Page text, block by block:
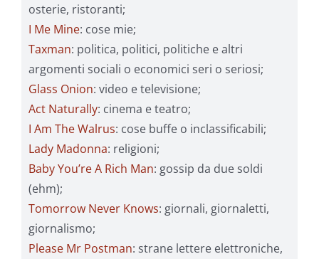
osterie, ristoranti;
I Me Mine: cose mie;
Taxman: politica, politici, politiche e altri
argomenti sociali o economici seri o seriosi;
Glass Onion: video e televisione;
Act Naturally: cinema e teatro;
I Am The Walrus: cose buffe o inclassificabili;
Lady Madonna: religioni;
Baby You’re A Rich Man: gossip da due soldi
(ehm);
Tomorrow Never Knows: giornali, giornaletti,
giornalismo;
Please Mr Postman: strane lettere elettroniche,